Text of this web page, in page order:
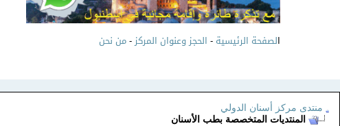
الصفحة الرئيسية - الحجز وعنوان المركز-من نحن
منتدى مركز أسنان الدولي
المنتديات المتخصصة بطب الأسنان